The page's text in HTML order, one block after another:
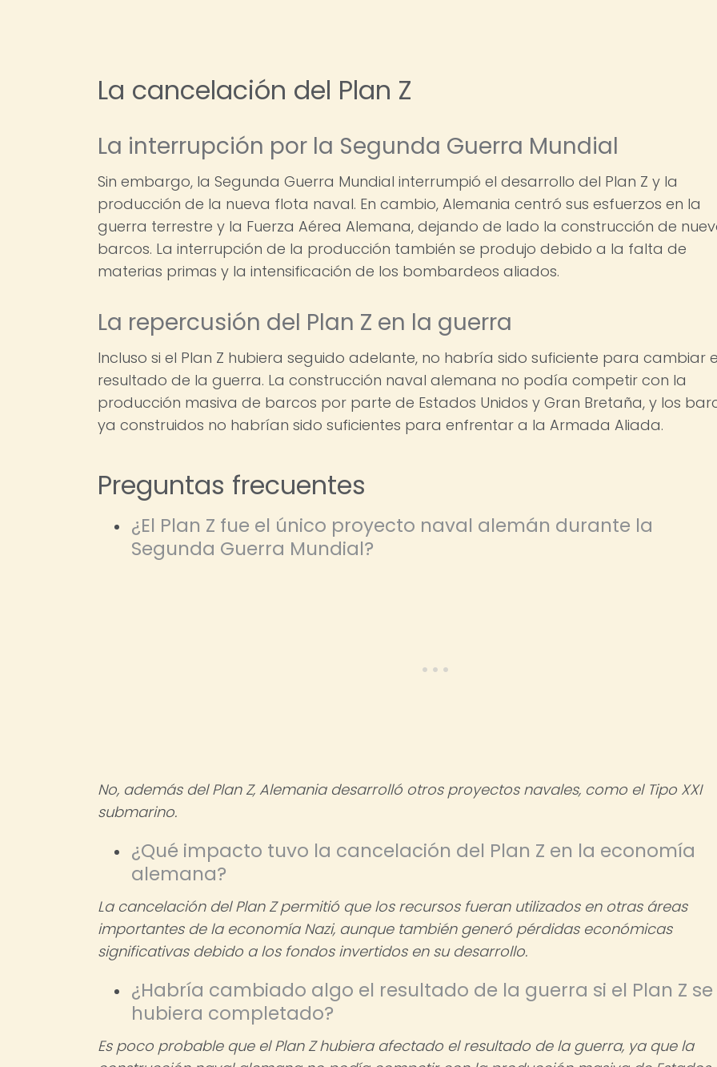
La cancelación del Plan Z
La interrupción por la Segunda Guerra Mundial
Sin embargo, la Segunda Guerra Mundial interrumpió el desarrollo del Plan Z y la
producción de la nueva flota naval. En cambio, Alemania centró sus esfuerzos en la
guerra terrestre y la Fuerza Aérea Alemana, dejando de lado la construcción de
barcos. La interrupción de la producción también se produjo debido a la falta de
materias primas y la intensificación de los bombardeos aliados.
La repercusión del Plan Z en la guerra
Incluso si el Plan Z hubiera seguido adelante, no habría sido suficiente para cambiar
resultado de la guerra. La construcción naval alemana no podía competir con la
producción masiva de barcos por parte de Estados Unidos y Gran Bretaña, y los
ya construidos no habrían sido suficientes para enfrentar a la Armada Aliada.
Preguntas frecuentes
¿El Plan Z fue el único proyecto naval alemán durante la
Segunda Guerra Mundial?
No, además del Plan Z, Alemania desarrolló otros proyectos navales, como el Tipo XXI
submarino.
¿Qué impacto tuvo la cancelación del Plan Z en la economía
alemana?
La cancelación del Plan Z permitió que los recursos fueran utilizados en otras áreas
importantes de la economía Nazi, aunque también generó pérdidas económicas
significativas debido a los fondos invertidos en su desarrollo.
¿Habría cambiado algo el resultado de la guerra si el Plan Z se
hubiera completado?
Es poco probable que el Plan Z hubiera afectado el resultado de la guerra, ya que la